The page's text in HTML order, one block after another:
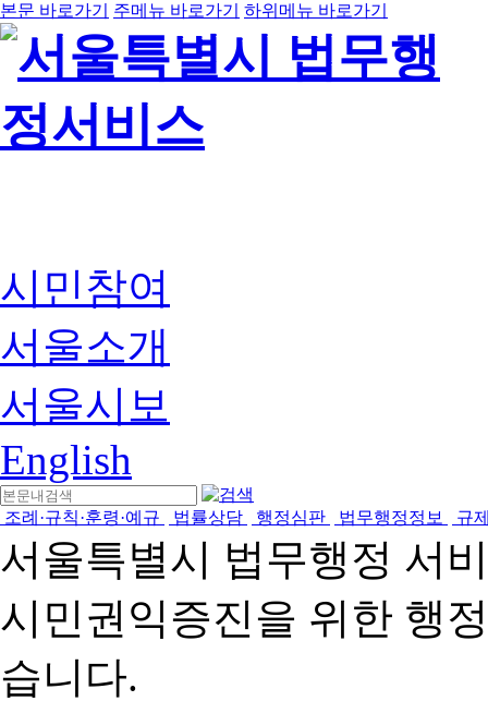
본문 바로가기 주메뉴 바로가기 하위메뉴 바로가기
시민참여
서울소개
서울시보
English
조례·규칙·훈령·예규 법률상담 행정심판 법무행정정보 규
서울특별시 법무행정 서
시민권익증진을 위한 행
습니다.